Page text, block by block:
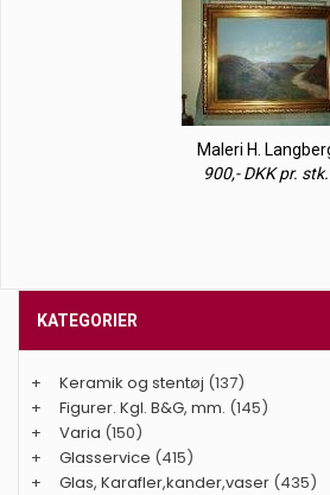
Maleri H.
900,- DKK pr. stk.
KATEGORIER
+ Keramik og stentøj (137)
+
Figurer. Kgl. B&G, mm. (145)
+
Varia (150)
+
Glasservice (415)
+
Glas, Karafler,kander,vaser (435)